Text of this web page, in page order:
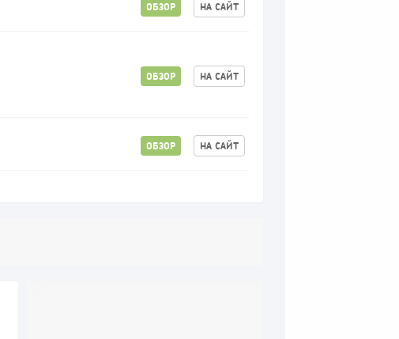
ОБЗОР НА САЙТ
ОБЗОР НА САЙТ
ОБЗОР НА САЙТ